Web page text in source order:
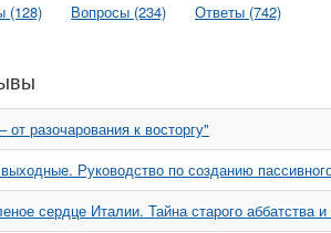
(128) Вопросы (234) Ответы (742)
разочарования к восторгу"
Руководство по созданию
сердце Италии. Тайна старого аббатства